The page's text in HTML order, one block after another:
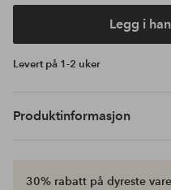
Legg i
Levert på 1-2 uker
Produktinformasjon
30% rabatt på dyreste